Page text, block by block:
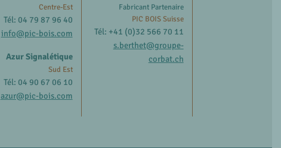
Centre-Est
Tél: 04 79 87 96 40
info@pic-bois.com
Azur Signalétique
Sud Est
Tél: 04 90 67 06 10
azur@pic-bois.com
Fabricant Partenaire
PIC BOIS Suisse
Tél: +41 (0)32 566 70 11
s.berthet@groupe-
corbat.ch